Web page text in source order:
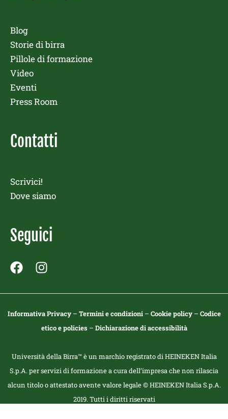
Blog
Storie di birra
Pillole di formazione
Video
Eventi
Press Room
Contatti
Scrivici!
Dove siamo
Seguici
F
c
e
b
k
I
s
a
g
a
m
Informativa Privacy– Termini e condizioni– Cookie policy– Codice
etico e policies – Dichiarazione di accessibilità
Università della Birra™ è un marchio registrato di HEINEKEN Italia
S.p.A. per servizi di formazione a cura dell’impresa che non rilascia
alcun titolo o attestato avente valore legale © HEINEKEN Italia S.p.A.
2019. Tutti i diritti riservati